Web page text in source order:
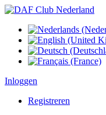
Inloggen
Registreren